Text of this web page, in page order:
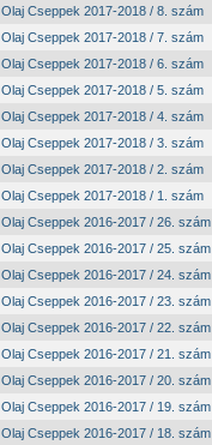
Olaj Cseppek 2017-2018 / 8. szám
Olaj Cseppek 2017-2018 / 7. szám
Olaj Cseppek 2017-2018 / 6. szám
Olaj Cseppek 2017-2018 / 5. szám
Olaj Cseppek 2017-2018 / 4. szám
Olaj Cseppek 2017-2018 / 3. szám
Olaj Cseppek 2017-2018 / 2. szám
Olaj Cseppek 2017-2018 / 1. szám
Olaj Cseppek 2016-2017 / 26. szám
Olaj Cseppek 2016-2017 / 25. szám
Olaj Cseppek 2016-2017 / 24. szám
Olaj Cseppek 2016-2017 / 23. szám
Olaj Cseppek 2016-2017 / 22. szám
Olaj Cseppek 2016-2017 / 21. szám
Olaj Cseppek 2016-2017 / 20. szám
Olaj Cseppek 2016-2017 / 19. szám
Olaj Cseppek 2016-2017 / 18. szám